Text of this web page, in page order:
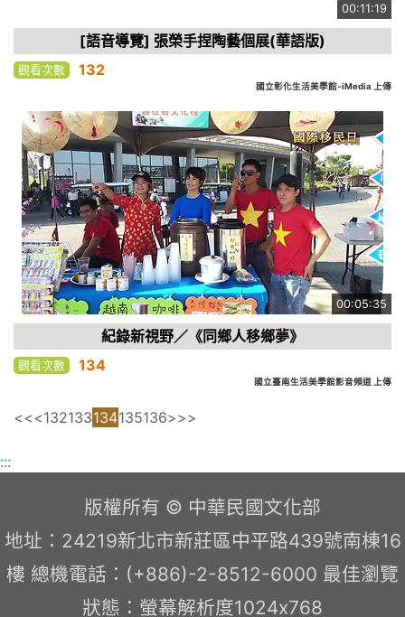
00:11:19
[語音導覽] 張榮手捏陶藝個展(華語版)
觀看次數 132
國立彰化生活美學館-iMedia 上傳
00:05:35
紀錄新視野／《同鄉人移鄉夢》
觀看次數 134
國立臺南生活美學館影音頻道 上傳
<<<132133134135136>>>
:::
版權所有 © 中華民國文化部
地址：24219新北市新莊區中平路439號南棟16
樓 總機電話：(+886)-2-8512-6000 最佳瀏覽
狀態：螢幕解析度1024x768